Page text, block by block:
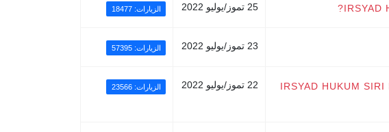
IRSYAD 25 تموز/يوليو 2022 الزيارات: 18477
23 تموز/يوليو 2022 الزيارات: 57395
IRSYAD HUKUM
22 تموز/يوليو 2022 الزيارات: 23566